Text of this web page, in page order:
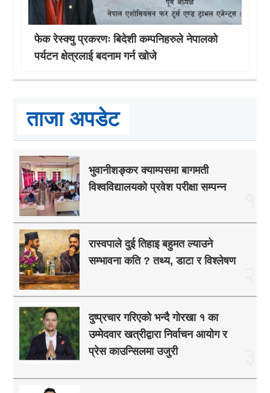
फेक रेस्क्यु प्रकरणः बिदेशी कम्पनिहरुले नेपालको
पर्यटन क्षेत्रलाई बदनाम गर्न खोजे
ताजा अपडेट
भुवानीशङ्कर क्याम्पसमा बागमती
विश्वविद्यालयको प्रवेश परीक्षा सम्पन्न
रास्वपाले दुई तिहाइ बहुमत ल्याउने
सम्भावना कति ? तथ्य, डाटा र विश्लेषण
दुष्प्रचार गरिएको भन्दै गोरखा १ का
उम्मेदवार खत्रीद्वारा निर्वाचन आयोग र
प्रेस काउन्सिलमा उजुरी